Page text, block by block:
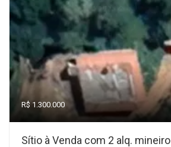
R$ 1.300.000
Sítio à Venda com 2 alq. mineiro